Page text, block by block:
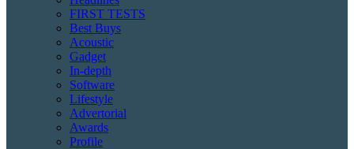
FIRST TESTS
Best Buys
Acoustic
Gadget
In-depth
Software
Lifestyle
Advertorial
Awards
Profile